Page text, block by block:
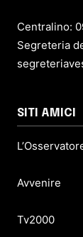
Centralino:
Segreteria
SITI AMICI
Avvenire
Tv2000